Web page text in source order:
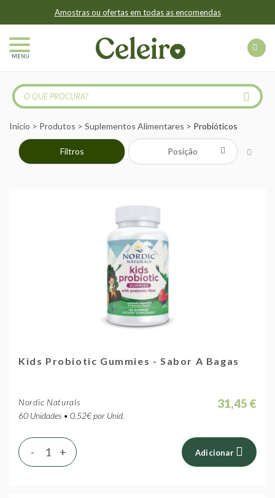
Amostras ou ofertas em todas as encomendas
MENU
Início Produtos Suplementos Alimentares Probióticos
Filtros
Kids Probiotic Gummies - Sabor A Bagas
Nordic Naturals
60 Unidades • 0.52€ por Unid.
31,45 €
+
- Adicionar